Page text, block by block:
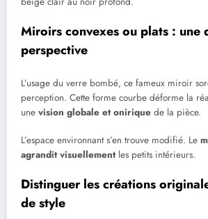
Miroirs convexes ou plats : une
perspective
L’usage du verre bombé, ce fameux miroir
perception. Cette forme courbe déforme la
une vision globale et onirique de la pièce.
L’espace environnant s’en trouve modifié. Le
agrandit visuellementles petits intérieurs.
Distinguer les créations
de style